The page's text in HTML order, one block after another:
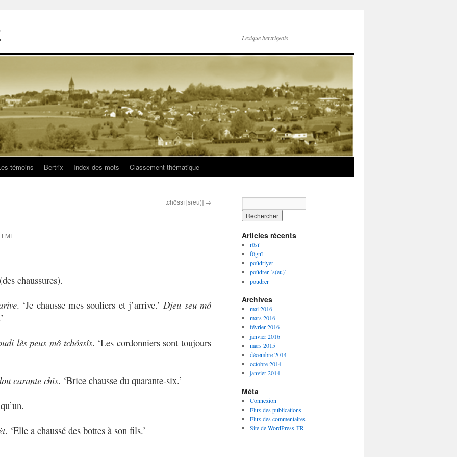
Lexique bertrigeois
témoins Bertrix Index des mots Classement thématique
tchôssî [s(eu)] →
chaussures).
. ‘Je chausse mes souliers et j’arrive.’Djeu seu mô
lès peus mô tchôssîs. ‘Les cordonniers sont toujours
carante chîs. ‘Brice chausse du quarante-six.’
. ‘Elle a chaussé des bottes à son fils.’
Articles récents
rôsî
fôgnî
poûdriyer
poûdrer [s(eu)]
poûdrer
Archives
mai 2016
mars 2016
février 2016
janvier 2016
mars 2015
décembre 2014
octobre 2014
janvier 2014
Méta
Connexion
Flux des publications
Flux des commentaires
Site de WordPress-FR